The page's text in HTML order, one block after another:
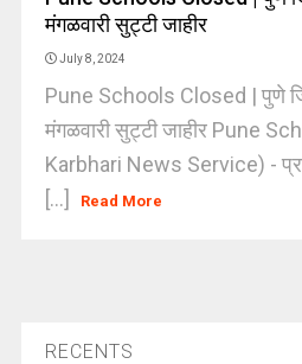
मंगळवारी सुट्टी जाहीर
July 8, 2024
Pune Schools Closed | पुणे
मंगळवारी सुट्टी जाहीर Pune
Karbhari News Service) -
[...]
Read More
RECENTS